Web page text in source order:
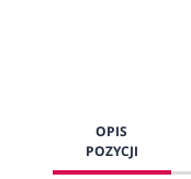
OPIS
POZYCJI